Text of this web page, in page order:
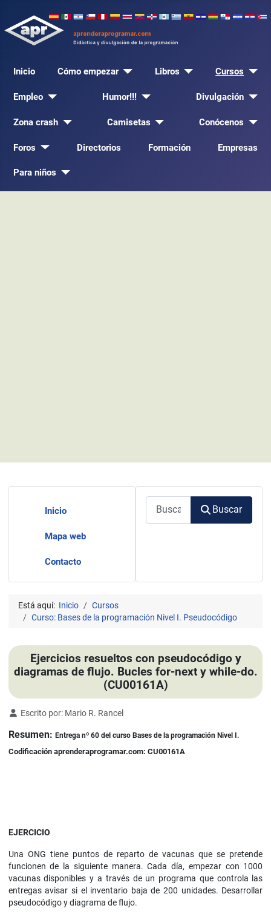
Inicio Cómo empezar Libros Cursos
Empleo Humor!!! Divulgación
Zona crash Camisetas Conócenos
Foros Directorios Formación Empresas
Para niños
Inicio
Mapa web
Contacto
Buscar
Está aquí: Inicio
Cursos
Curso: Bases de la programación Nivel I. Pseudocódigo
Ejercicios resueltos con pseudocódigo y
diagramas de flujo. Bucles for-next y while-do.
(CU00161A)
Detalles
Escrito por: Mario R. Rancel
Resumen: Entrega nº 60 del curso Bases de la programación Nivel I.
Codificación aprenderaprogramar.com: CU00161A
EJERCICIO
Una ONG tiene puntos de reparto de vacunas que se pretende
funcionen de la siguiente manera. Cada día, empezar con 1000
vacunas disponibles y a través de un programa que controla las
entregas avisar si el inventario baja de 200 unidades. Desarrollar
pseudocódigo y diagrama de flujo.